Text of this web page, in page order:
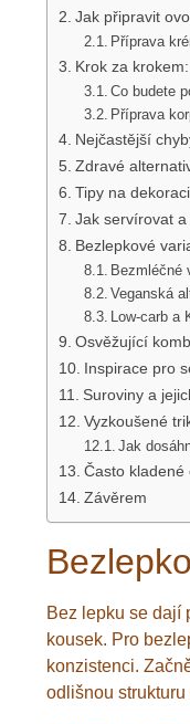
Jak připravit
Příprava
Krok za
Co budete
Příprava
Nejčastější
Zdravé
Tipy na
Jak servírovat
Bezlepkové
Bezmléčné
Veganská
Low-carb
Osvěžující
Inspirace pro
Suroviny a
Vyzkoušené
Jak
Často kladené
Závěrem
Bez lepku se dají
kousek. Pro
konzistenci.
odlišnou